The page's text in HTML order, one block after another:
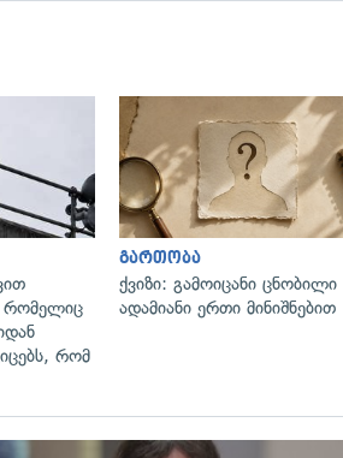
გადახედვა
რომელიც
რომ
გართობა
ქვიზი: გამოიცანი ცნობილი
ადამიანი ერთი მინიშნებით